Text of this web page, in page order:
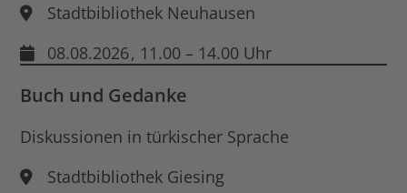
Stadtbibliothek Neuhausen
08.08.2026, 11.00 – 14.00 Uhr
Buch und Gedanke
Diskussionen in türkischer Sprache
Stadtbibliothek Giesing